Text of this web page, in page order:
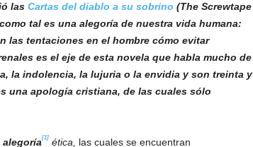
lasCartas del diablo a su sobrino (The Screwtape
tal es una alegoría de nuestra vida humana:
las tentaciones en el hombre cómo evitar
es el eje de esta novela que habla mucho de
la indolencia, la lujuria o la envidia y son treinta y
una apología cristiana, de las cuales sólo
alegoría[1] ética,
las cuales se encuentran